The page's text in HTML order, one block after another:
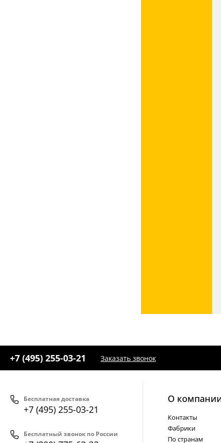
+7 (495) 255-03-21 Заказать звонок
Бесплатная доставка
+7 (495) 255-03-21
Бесплатный звонок по России
О
Контакты
Фабрики
По странам